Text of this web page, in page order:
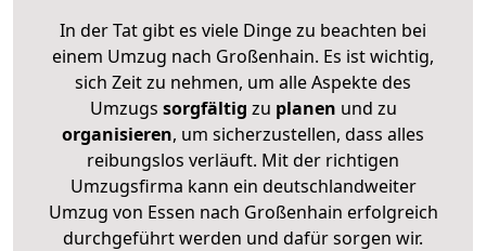
In der Tat gibt es viele Dinge zu beachten bei
einem Umzug nach Großenhain. Es ist wichtig,
sich Zeit zu nehmen, um alle Aspekte des
Umzugs sorgfältig zu planen und zu
organisieren, um sicherzustellen, dass alles
reibungslos verläuft. Mit der richtigen
Umzugsfirma kann ein deutschlandweiter
Umzug von Essen nach Großenhain erfolgreich
durchgeführt werden und dafür sorgen wir.